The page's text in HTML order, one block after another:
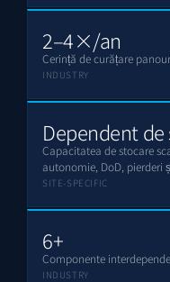
2–4×/an
Cerință de curățare
INDUSTRY
Dependent
Capacitatea de stocare
autonomie, DoD, pierderi
SITE-SPECIFIC
6+
Componente
INDUSTRY